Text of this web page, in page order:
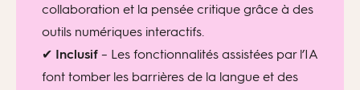
collaboration et la pensée critique grâce à des
outils numériques interactifs.
✔ Inclusif – Les fonctionnalités assistées par l’IA
font tomber les barrières de la langue et des